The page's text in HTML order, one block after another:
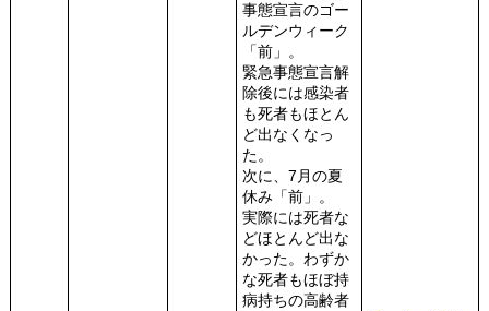
事態宣言のゴー
ルデンウィーク
「前」。
緊急事態宣言解
除後には感染者
も死者もほとん
ど出なくなっ
た。
次に、7月の夏
休み「前」。
実際には死者な
どほとんど出な
かった。わずか
な死者もほぼ持
病持ちの高齢者